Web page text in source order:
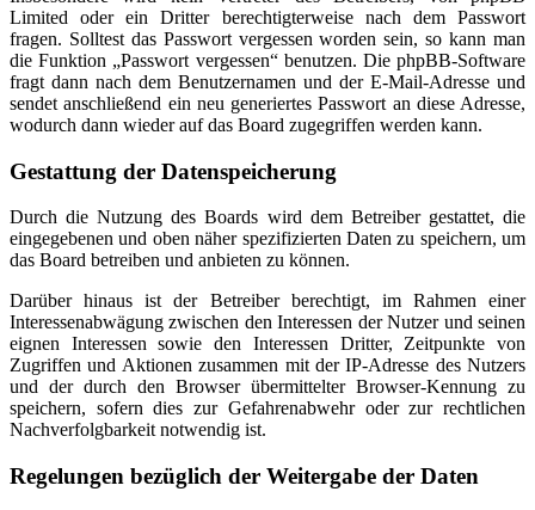
Limited oder ein Dritter berechtigterweise nach dem Passwort
fragen. Solltest das Passwort vergessen worden sein, so kann man
die Funktion „Passwort vergessen“ benutzen. Die phpBB-Software
fragt dann nach dem Benutzernamen und der E-Mail-Adresse und
sendet anschließend ein neu generiertes Passwort an diese Adresse,
wodurch dann wieder auf das Board zugegriffen werden kann.
Gestattung der Datenspeicherung
Durch die Nutzung des Boards wird dem Betreiber gestattet, die
eingegebenen und oben näher spezifizierten Daten zu speichern, um
das Board betreiben und anbieten zu können.
Darüber hinaus ist der Betreiber berechtigt, im Rahmen einer
Interessenabwägung zwischen den Interessen der Nutzer und seinen
eignen Interessen sowie den Interessen Dritter, Zeitpunkte von
Zugriffen und Aktionen zusammen mit der IP-Adresse des Nutzers
und der durch den Browser übermittelter Browser-Kennung zu
speichern, sofern dies zur Gefahrenabwehr oder zur rechtlichen
Nachverfolgbarkeit notwendig ist.
Regelungen bezüglich der Weitergabe der Daten